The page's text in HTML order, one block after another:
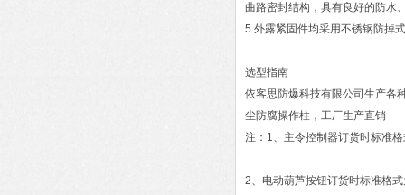
曲路密封结构，具有良好的防水
5.外露紧固件均采用不锈钢防掉
选型指南
依客思防爆科技有限公司生产各
尘防腐操作柱，工厂生产直销
注：1、主令控制器订货时标准
2、电动葫芦按钮订货时标准格